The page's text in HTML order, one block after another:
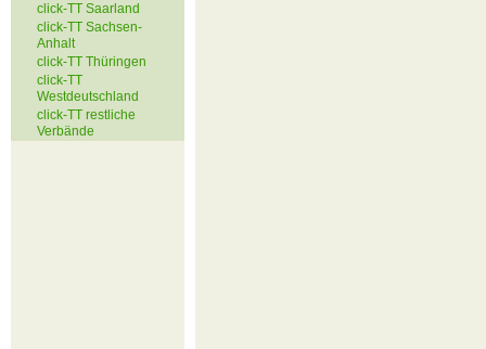
click-TT Saarland
click-TT Sachsen-
Anhalt
click-TT Thüringen
click-TT
Westdeutschland
click-TT restliche
Verbände